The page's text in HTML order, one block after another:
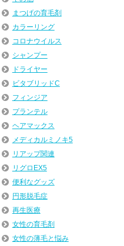
まつげの育毛剤
カラーリング
コロナウイルス
シャンプー
ドライヤー
ビタブリッドC
フィンジア
プランテル
ヘアマックス
メディカルミノキ5
リアップ関連
リグロEX5
便利なグッズ
円形脱毛症
再生医療
女性の育毛剤
女性の薄毛と悩み